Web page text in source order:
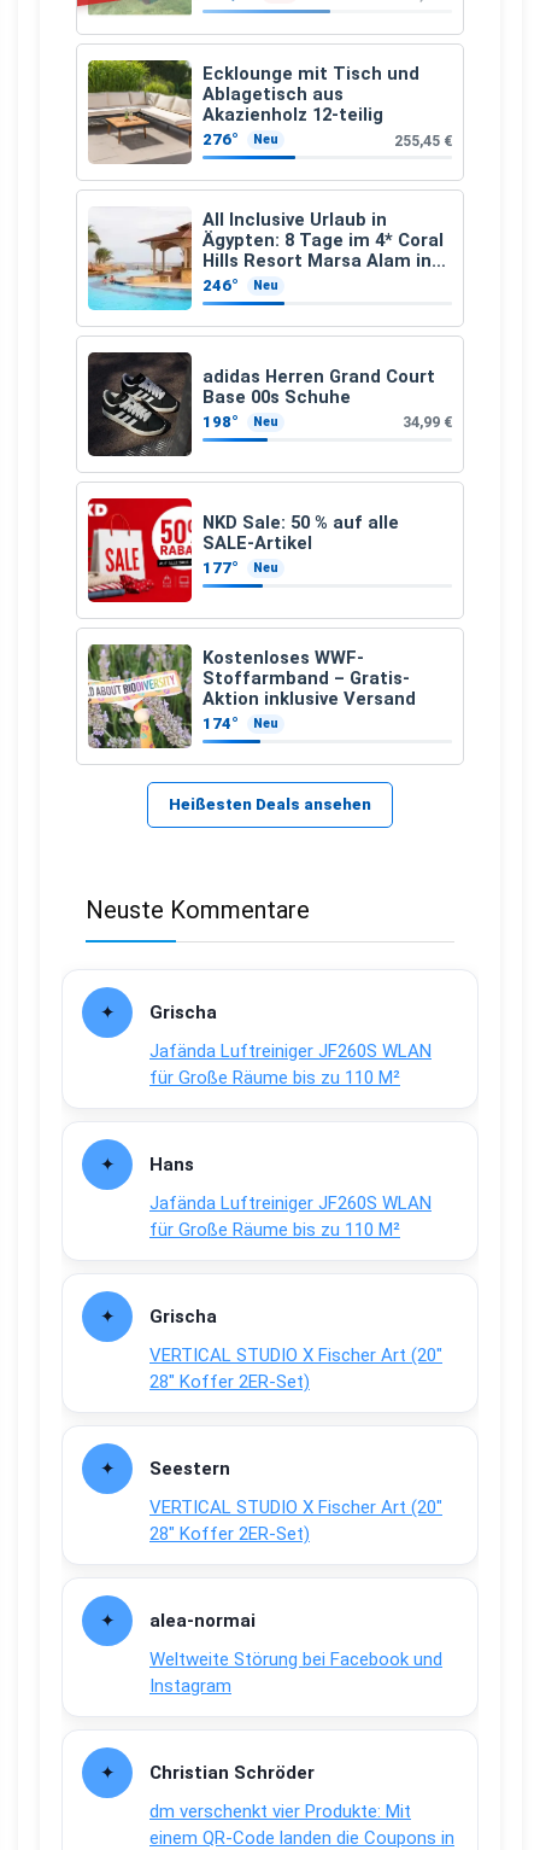
Ecklounge mit Tisch und
Ablagetisch aus
Akazienholz 12-teilig
276° Neu 255,45 €
All Inclusive Urlaub in
Ägypten: 8 Tage im 4* Coral
Hills Resort Marsa Alam inkl.
Flüge ab 299 € p.P.
246° Neu
adidas Herren Grand Court
Base 00s Schuhe
198° Neu 34,99 €
NKD Sale: 50 % auf alle
SALE-Artikel
177° Neu
Kostenloses WWF-
Stoffarmband – Gratis-
Aktion inklusive Versand
174° Neu
Heißesten Deals ansehen
Neuste Kommentare
Grischa
Jafända Luftreiniger JF260S WLAN
für Große Räume bis zu 110 M²
Hans
Jafända Luftreiniger JF260S WLAN
für Große Räume bis zu 110 M²
Grischa
VERTICAL STUDIO X Fischer Art (20″
28″ Koffer 2ER-Set)
Seestern
VERTICAL STUDIO X Fischer Art (20″
28″ Koffer 2ER-Set)
alea-normai
Weltweite Störung bei Facebook und
Instagram
Christian Schröder
dm verschenkt vier Produkte: Mit
einem QR-Code landen die Coupons in